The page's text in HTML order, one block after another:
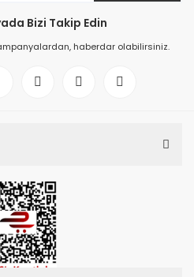
Bizi Takip Edin
haberdar olabilirsiniz.